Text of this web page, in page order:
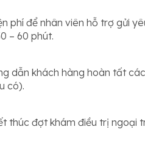
phí để nhân viên hỗ trợ gửi
– 60 phút.
dẫn khách hàng hoàn tất
có).
thúc đợt khám điều trị ngoại